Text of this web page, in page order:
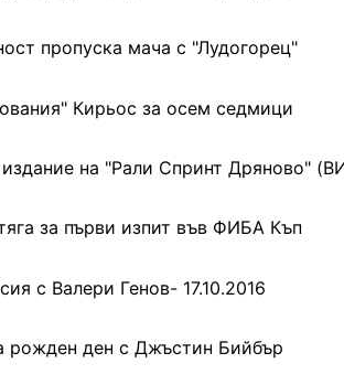
пропуска мача с "Лудогорец"
Кирьос за осем седмици
на "Рали Спринт Дряново"
за първи изпит във ФИБА Къп
с Валери Генов- 17.10.2016
рожден ден с Джъстин Бийбър